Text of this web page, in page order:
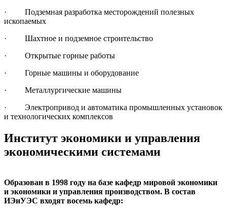
· Подземная разработка месторождений полезных
ископаемых
· Шахтное и подземное строительство
· Открытые горные работы
· Горные машины и оборудование
· Металлургические машины
· Электропривод и автоматика промышленных установок
и технологических комплексов
Институт экономики и управления
экономическими системами
Образован в 1998 году на базе кафедр мировой экономики
и экономики и управления производством. В состав
ИЭиУЭС входят восемь кафедр: